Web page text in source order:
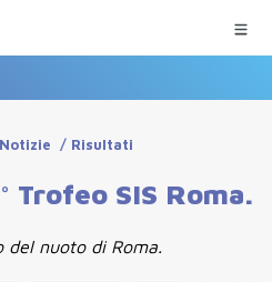
Notizie / Risultati
Trofeo SIS Roma.
del nuoto di Roma.